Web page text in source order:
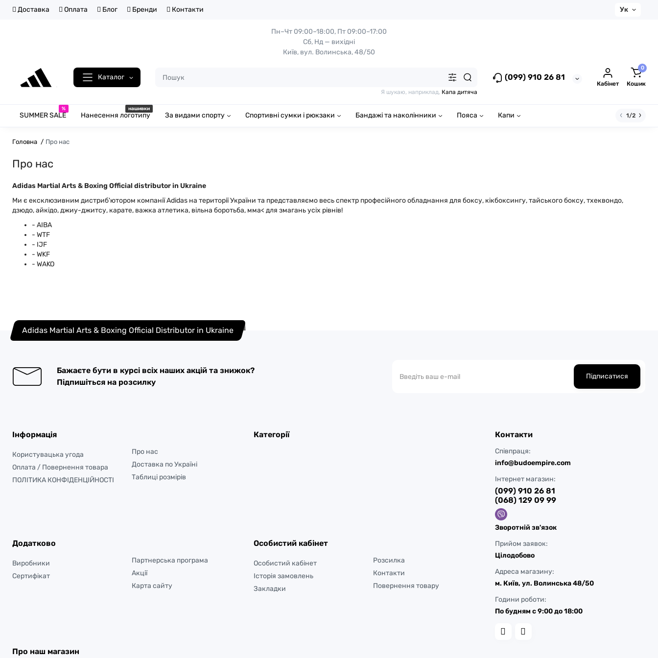
Доставка Оплата Блог Бренди Контакти Ук
Каталог
Пн–Чт 09:00–18:00, Пт 09:00–17:00
Сб, Нд — вихідні
Київ, вул. Волинська, 48/50
(099) 910 26 81
Я шукаю, наприклад, Капа дитяча
Кабінет
0
Кошик
%
SUMMER SALE
нашивки
Нанесення логотипу За видами спорту Спортивні сумки і рюкзаки Бандажі та наколінники Пояса Капи 1/2
Головна Про нас
Про нас
Adidas Martial Arts & Boxing Official distributor in Ukraine
Ми є ексклюзивним дистриб'ютором компанії Adidas на території України та представляємо весь спектр професійного обладнання для боксу, кікбоксингу, тайського боксу, тхеквондо,
дзюдо, айкідо, джиу-джитсу, карате, важка атлетика, вільна боротьба, мма< для змагань усіх рівнів!
- AIBA
- WTF
- IJF
- WKF
- WAKO
Adidas Martial Arts & Boxing Official Distributor in Ukraine
Бажаєте бути в курсі всіх наших акцій та знижок?
Підпишіться на розсилку
Підписатися
Інформація
Користувацька угода
Оплата / Повернення товара
ПОЛІТИКА КОНФІДЕНЦІЙНОСТІ
Про нас
Доставка по Україні
Таблиці розмірів
Категорії
Додатково
Виробники
Сертифікат
Партнерська програма
Акції
Карта сайту
Особистий кабінет
Особистий кабінет
Історія замовлень
Закладки
Розсилка
Контакти
Повернення товару
Контакти
Співпраця:
info@budoempire.com
Інтернет магазин:
(099) 910 26 81
(068) 129 09 99
Зворотній зв'язок
Прийом заявок:
Цілодобово
Адреса магазину:
м. Київ, ул. Волинська 48/50
Години роботи:
По будням с 9:00 до 18:00
Про наш магазин